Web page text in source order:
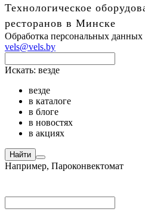
Технологическое
ресторанов в Минске
Обработка персональных данных
vels@vels.by
Искать: везде
везде
в каталоге
в блоге
в новостях
в акциях
Найти
Например, Пароконвектомат